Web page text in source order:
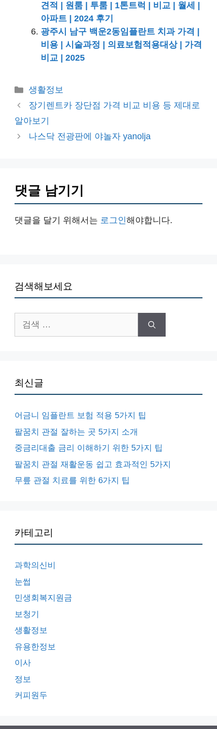
견적 | 원룸 | 투룸 | 1톤트럭 | 비교 | 월세 |
아파트 | 2024 후기
광주시 남구 백운2동임플란트 치과 가격 |
비용 | 시술과정 | 의료보험적용대상 | 가격
비교 | 2025
카
테
리
생활정보
장기렌트카 장단점 가격 비교 비용 등 제대로
알아보기
나스닥 전광판에 야놀자 yanolja
댓글 남기기
댓글을 달기 위해서는 로그인해야합니다.
검색해보세요
색:
최신글
어금니 임플란트 보험 적용 5가지 팁
팔꿈치 관절 잘하는 곳 5가지 소개
중금리대출 금리 이해하기 위한 5가지 팁
팔꿈치 관절 재활운동 쉽고 효과적인 5가지
무릎 관절 치료를 위한 6가지 팁
카테고리
과학의신비
눈썹
민생회복지원금
보청기
생활정보
유용한정보
이사
정보
커피원두